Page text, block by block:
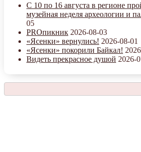
С 10 по 16 августа в регионе
музейная неделя археологии и
05
PROпикник 2026-08-03
«Ясенки» вернулись! 2026-08-01
«Ясенки» покорили Байкал!
Видеть прекрасное душой 2026-